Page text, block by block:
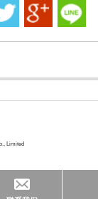
Limited